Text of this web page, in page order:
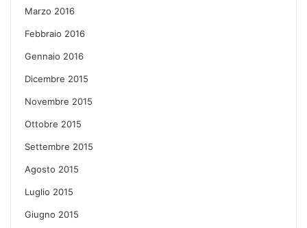
Marzo 2016
Febbraio 2016
Gennaio 2016
Dicembre 2015
Novembre 2015
Ottobre 2015
Settembre 2015
Agosto 2015
Luglio 2015
Giugno 2015